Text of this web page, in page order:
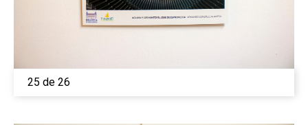
25 de 26